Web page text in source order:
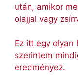
után, amikor
olajjal vagy
Ez itt egy olyan
szerintem
eredményez.